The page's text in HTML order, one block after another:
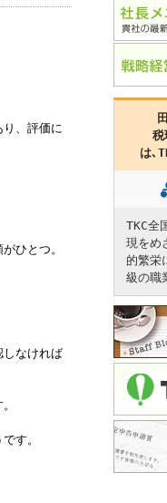
１㈹
、評価に
ひとつ。
しなければ
す。
税
は､
TKC全
現をめ
的繁栄
級の職